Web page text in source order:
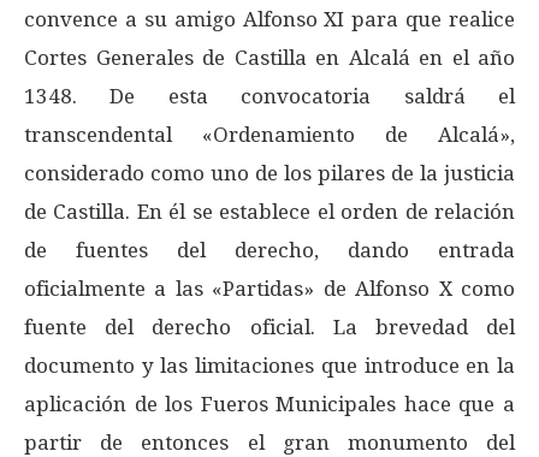
convence a su amigo Alfonso XI para que realice
Cortes Generales de Castilla en Alcalá en el año
1348. De esta convocatoria saldrá el
transcendental «Ordenamiento de Alcalá»,
considerado como uno de los pilares de la justicia
de Castilla. En él se establece el orden de relación
de fuentes del derecho, dando entrada
oficialmente a las «Partidas» de Alfonso X como
fuente del derecho oficial. La brevedad del
documento y las limitaciones que introduce en la
aplicación de los Fueros Municipales hace que a
partir de entonces el gran monumento del